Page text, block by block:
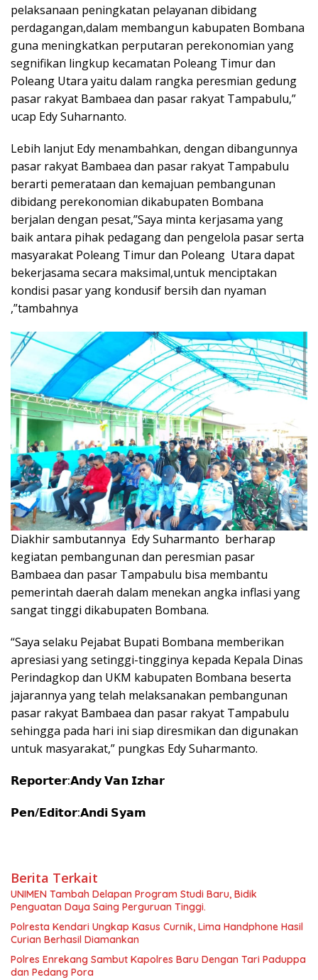
pelaksanaan peningkatan pelayanan dibidang
perdagangan,dalam membangun kabupaten Bombana
guna meningkatkan perputaran perekonomian yang
segnifikan lingkup kecamatan Poleang Timur dan
Poleang Utara yaitu dalam rangka peresmian gedung
pasar rakyat Bambaea dan pasar rakyat Tampabulu,”
ucap Edy Suharnanto.
Lebih lanjut Edy menambahkan, dengan dibangunnya
pasar rakyat Bambaea dan pasar rakyat Tampabulu
berarti pemerataan dan kemajuan pembangunan
dibidang perekonomian dikabupaten Bombana
berjalan dengan pesat,”Saya minta kerjasama yang
baik antara pihak pedagang dan pengelola pasar serta
masyarakat Poleang Timur dan Poleang Utara dapat
bekerjasama secara maksimal,untuk menciptakan
kondisi pasar yang kondusif bersih dan nyaman
,”tambahnya
Diakhir sambutannya Edy Suharmanto berharap
kegiatan pembangunan dan peresmian pasar
Bambaea dan pasar Tampabulu bisa membantu
pemerintah daerah dalam menekan angka inflasi yang
sangat tinggi dikabupaten Bombana.
“Saya selaku Pejabat Bupati Bombana memberikan
apresiasi yang setinggi-tingginya kepada Kepala Dinas
Perindagkop dan UKM kabupaten Bombana beserta
jajarannya yang telah melaksanakan pembangunan
pasar rakyat Bambaea dan pasar rakyat Tampabulu
sehingga pada hari ini siap diresmikan dan digunakan
untuk masyarakat,” pungkas Edy Suharmanto.
𝗥𝗲𝗽𝗼𝗿𝘁𝗲𝗿:𝗔𝗻𝗱𝘆 𝗩𝗮𝗻 𝗜𝘇𝗵𝗮𝗿
𝗣𝗲𝗻/𝗘𝗱𝗶𝘁𝗼𝗿:𝗔𝗻𝗱𝗶 𝗦𝘆𝗮𝗺
Berita Terkait
UNIMEN Tambah Delapan Program Studi Baru, Bidik
Penguatan Daya Saing Perguruan Tinggi.
Polresta Kendari Ungkap Kasus Curnik, Lima Handphone Hasil
Curian Berhasil Diamankan
Polres Enrekang Sambut Kapolres Baru Dengan Tari Paduppa
dan Pedang Pora